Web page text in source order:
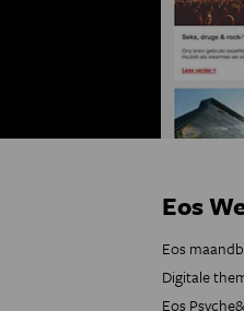
Eos
Eos
Digitale
Eos